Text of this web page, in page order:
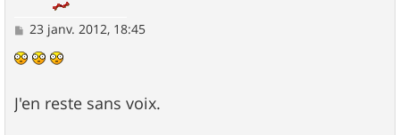
M
s
g
e
23 janv. 2012, 18:45
J'en reste sans voix.